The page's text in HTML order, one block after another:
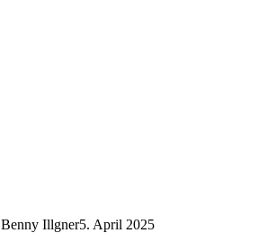
Benny Illgner5. April 2025